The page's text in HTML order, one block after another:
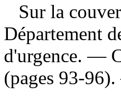
Sur la
Département
d'urgence. —
(pages 93-